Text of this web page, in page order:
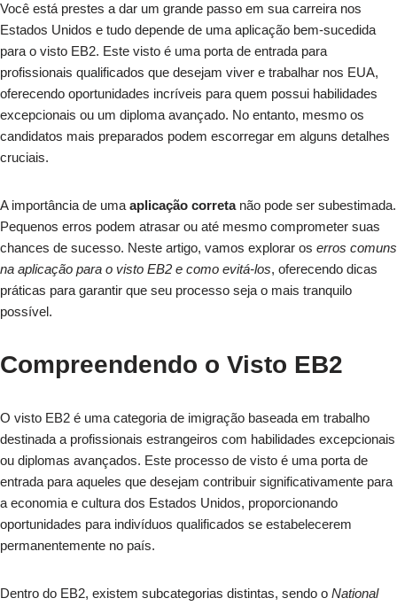
Você está prestes a dar um grande passo em sua carreira nos
Estados Unidos e tudo depende de uma aplicação bem-sucedida
para o visto EB2. Este visto é uma porta de entrada para
profissionais qualificados que desejam viver e trabalhar nos EUA,
oferecendo oportunidades incríveis para quem possui habilidades
excepcionais ou um diploma avançado. No entanto, mesmo os
candidatos mais preparados podem escorregar em alguns detalhes
cruciais.
A importância de uma aplicação corretanão pode ser subestimada.
Pequenos erros podem atrasar ou até mesmo comprometer suas
chances de sucesso. Neste artigo, vamos explorar os erros comuns
na aplicação para o visto EB2 e como evitá-los, oferecendo dicas
práticas para garantir que seu processo seja o mais tranquilo
possível.
Compreendendo o Visto EB2
O visto EB2 é uma categoria de imigração baseada em trabalho
destinada a profissionais estrangeiros com habilidades excepcionais
ou diplomas avançados. Este processo de visto é uma porta de
entrada para aqueles que desejam contribuir significativamente para
a economia e cultura dos Estados Unidos, proporcionando
oportunidades para indivíduos qualificados se estabelecerem
permanentemente no país.
Dentro do EB2, existem subcategorias distintas, sendo o National